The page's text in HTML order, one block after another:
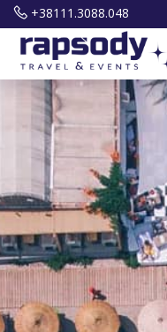
+38111.3088.048